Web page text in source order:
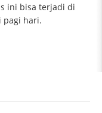
ini bisa terjadi di
hari.